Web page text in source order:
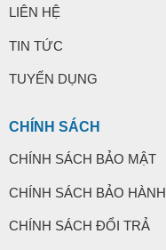
LIÊN HỆ
TIN TỨC
TUYỂN DỤNG
CHÍNH SÁCH
CHÍNH SÁCH BẢO MẬT
CHÍNH SÁCH BẢO HÀNH
CHÍNH SÁCH ĐỔI TRẢ